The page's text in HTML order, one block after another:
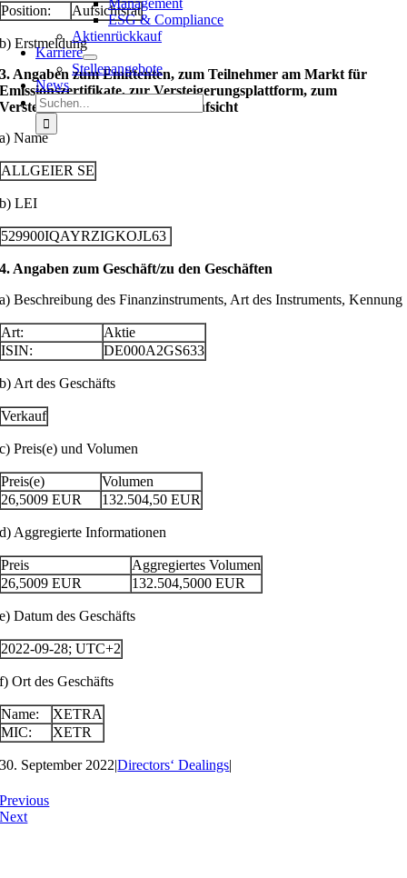
Management
ESG & Compliance
Aktienrückkauf
Karriere
Stellenangebote
News
Suche
nach:
Position: Aufsichtsrat
b) Erstmeldung
3. Angaben zum Emittenten, zum Teilnehmer am Markt für
Emissionszertifikate, zur Versteigerungsplattform, zum
Versteigerer oder zur Auktionsaufsicht
a) Name
ALLGEIER SE
b) LEI
529900IQAYRZIGKOJL63
4. Angaben zum Geschäft/zu den Geschäften
a) Beschreibung des Finanzinstruments, Art des Instruments, Kennung
Art:
Aktie
ISIN:
DE000A2GS633
b) Art des Geschäfts
Verkauf
c) Preis(e) und Volumen
Preis(e)
Volumen
26,5009 EUR 132.504,50 EUR
d) Aggregierte Informationen
Preis
Aggregiertes Volumen
26,5009 EUR 132.504,5000 EUR
e) Datum des Geschäfts
2022-09-28; UTC+2
f) Ort des Geschäfts
Name:
XETRA
MIC:
XETR
30. September 2022|Directors‘ Dealings|
Previous
Next